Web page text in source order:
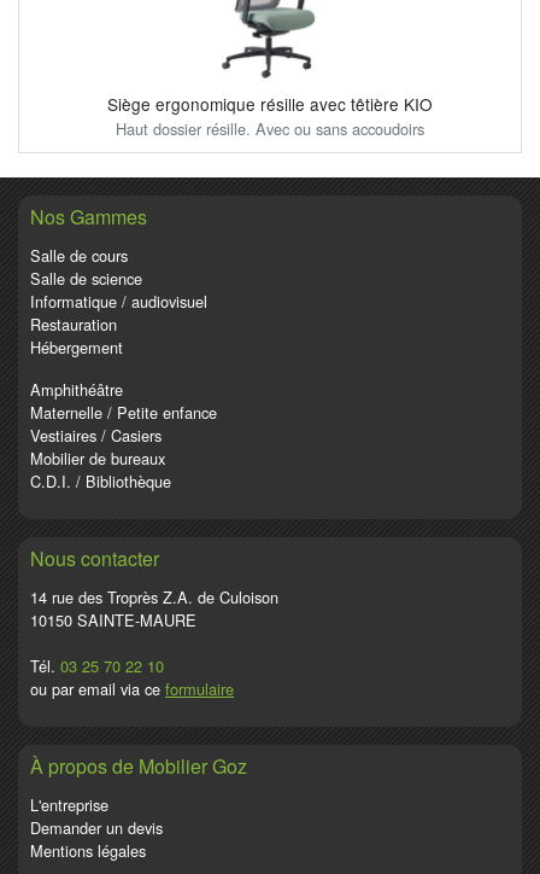
Siège ergonomique résille avec têtière KIO
Haut dossier résille. Avec ou sans accoudoirs
Nos Gammes
Salle de cours
Salle de science
Informatique / audiovisuel
Restauration
Hébergement
Amphithéâtre
Maternelle / Petite enfance
Vestiaires / Casiers
Mobilier de bureaux
C.D.I. / Bibliothèque
Nous contacter
14 rue des Troprès Z.A. de Culoison
10150 SAINTE-MAURE
Tél. 03 25 70 22 10
ou par email via ce formulaire
À propos de Mobilier Goz
L'entreprise
Demander un devis
Mentions légales